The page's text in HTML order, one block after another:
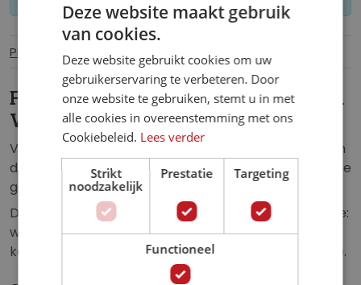
Productinformatie Specificaties
Fotobehang Grot met uitzicht op een
Waterval 3D.
Vlies fotobehang van het uitzicht van een waterval in
de jungle, vanuit een grot gezien. Het uitzicht vanuit de
grot zorgt voor een geweldig, 3D effect.
Dit fotobehang zorgt voor een unieke uitstraling in de:
woonkamer, slaapkamer, kinderkamer, keuken, hal,
kantoor, horecagelegenheid of iedere andere ruimte.
Deze website maakt gebruik
van cookies.
Deze website gebruikt cookies om uw
gebruikerservaring te verbeteren. Door
onze website te gebruiken, stemt u in met
alle cookies in overeenstemming met ons
Cookiebeleid. Lees verder
Strikt
noodzakelijk
Prestatie Targeting
Functioneel